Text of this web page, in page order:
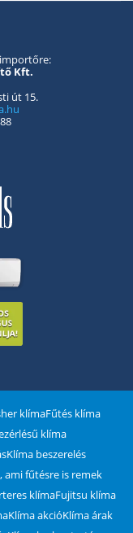
Kft.
út 15.
klímaFűtés klíma
klíma
Klíma beszerelés
ami fűtésre is remek
klímaFujitsu klíma
Klíma akcióKlíma árak